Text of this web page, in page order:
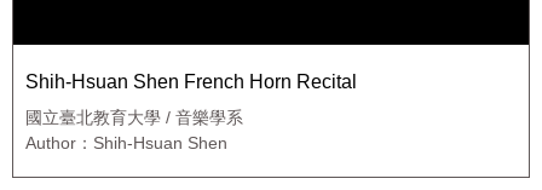
Shih-Hsuan Shen French Horn Recital
國立臺北教育大學 / 音樂學系
Author：Shih-Hsuan Shen